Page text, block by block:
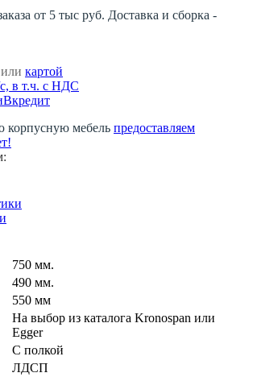
от 5 тыс руб. Доставка и сборка -
или картой
в т.ч. с НДС
корпусную мебель предоставляем
:
750 мм.
490 мм.
550 мм
На выбор из каталога Kronospan или
Egger
С полкой
ЛДСП